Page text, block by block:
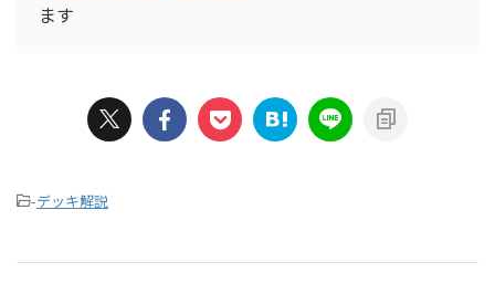
ます
-デッキ解説